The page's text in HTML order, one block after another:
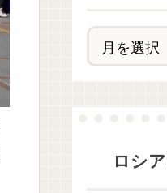
ロシア